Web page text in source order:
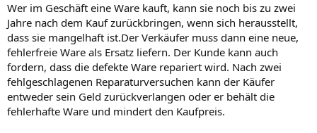
Wer im Geschäft eine Ware kauft, kann sie noch bis zu zwei
Jahre nach dem Kauf zurückbringen, wenn sich herausstellt,
dass sie mangelhaft ist.Der Verkäufer muss dann eine neue,
fehlerfreie Ware als Ersatz liefern. Der Kunde kann auch
fordern, dass die defekte Ware repariert wird. Nach zwei
fehlgeschlagenen Reparaturversuchen kann der Käufer
entweder sein Geld zurückverlangen oder er behält die
fehlerhafte Ware und mindert den Kaufpreis.